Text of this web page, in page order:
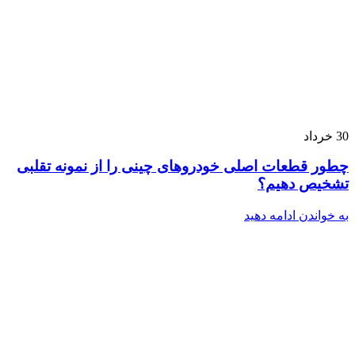
30 خرداد
چطور قطعات اصلی خودروهای چینی را از نمونه تقلبی
تشخیص دهیم؟
به خواندن ادامه دهید